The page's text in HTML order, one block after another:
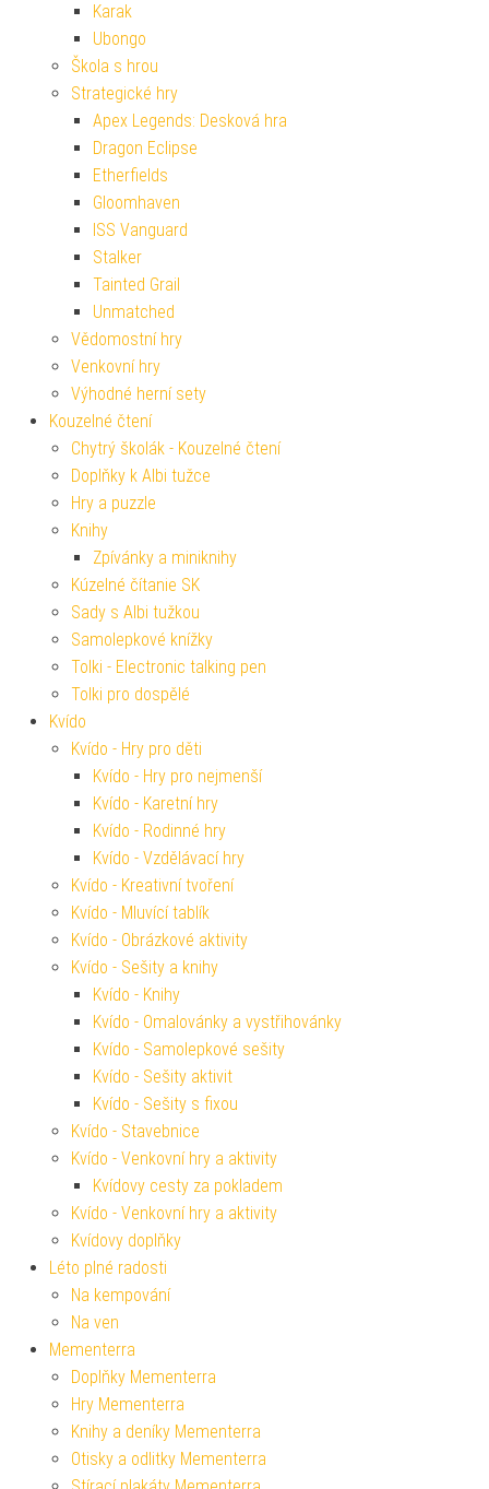
Karak
Ubongo
Škola s hrou
Strategické hry
Apex Legends: Desková hra
Dragon Eclipse
Etherfields
Gloomhaven
ISS Vanguard
Stalker
Tainted Grail
Unmatched
Vědomostní hry
Venkovní hry
Výhodné herní sety
Kouzelné čtení
Chytrý školák - Kouzelné čtení
Doplňky k Albi tužce
Hry a puzzle
Knihy
Zpívánky a miniknihy
Kúzelné čítanie SK
Sady s Albi tužkou
Samolepkové knížky
Tolki - Electronic talking pen
Tolki pro dospělé
Kvído
Kvído - Hry pro děti
Kvído - Hry pro nejmenší
Kvído - Karetní hry
Kvído - Rodinné hry
Kvído - Vzdělávací hry
Kvído - Kreativní tvoření
Kvído - Mluvící tablík
Kvído - Obrázkové aktivity
Kvído - Sešity a knihy
Kvído - Knihy
Kvído - Omalovánky a vystřihovánky
Kvído - Samolepkové sešity
Kvído - Sešity aktivit
Kvído - Sešity s fixou
Kvído - Stavebnice
Kvído - Venkovní hry a aktivity
Kvídovy cesty za pokladem
Kvído - Venkovní hry a aktivity
Kvídovy doplňky
Léto plné radosti
Na kempování
Na ven
Mementerra
Doplňky Mementerra
Hry Mementerra
Knihy a deníky Mementerra
Otisky a odlitky Mementerra